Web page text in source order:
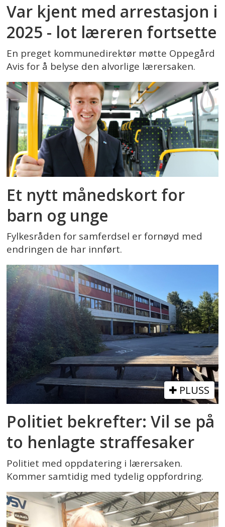
Var kjent med arrestasjon i
2025 - lot læreren fortsette
En preget kommunedirektør møtte Oppegård
Avis for å belyse den alvorlige lærersaken.
Et nytt månedskort for
barn og unge
Fylkesråden for samferdsel er fornøyd med
endringen de har innført.
PLUSS
Politiet bekrefter: Vil se på
to henlagte straffesaker
Politiet med oppdatering i lærersaken.
Kommer samtidig med tydelig oppfordring.